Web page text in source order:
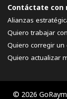
Contáctate con
Alianzas
Quiero trabajar
Quiero corregir un
Quiero actualizar
© 2026